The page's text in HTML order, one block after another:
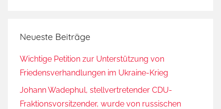
Neueste Beiträge
Wichtige Petition zur Unterstützung von
Friedensverhandlungen im Ukraine-Krieg
Johann Wadephul, stellvertretender CDU-
Fraktionsvorsitzender, wurde von russischen